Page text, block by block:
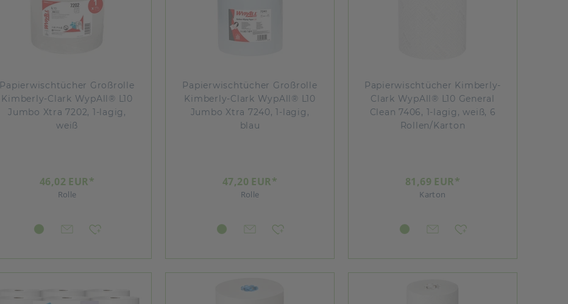
Papierwischtücher Großrolle
Kimberly-Clark WypAll® L10
Jumbo Xtra 7202, 1-lagig,
weiß
46,02 EUR*
Rolle
Papierwischtücher Großrolle
Kimberly-Clark WypAll® L10
Jumbo Xtra 7240, 1-lagig,
blau
47,20 EUR*
Rolle
Papierwischtücher Kimberly-
Clark WypAll® L10 General
Clean 7406, 1-lagig, weiß, 6
Rollen/Karton
81,69 EUR*
Karton